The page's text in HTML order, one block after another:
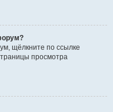
щёлкните по ссылке
просмотра